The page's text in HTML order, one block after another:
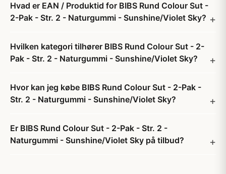
Hvad er EAN / Produktid for BIBS Rund Colour Sut -
2-Pak - Str. 2 - Naturgummi - Sunshine/Violet Sky?
Hvilken kategori tilhører BIBS Rund Colour Sut - 2-
Pak - Str. 2 - Naturgummi - Sunshine/Violet Sky?
Hvor kan jeg købe BIBS Rund Colour Sut - 2-Pak -
Str. 2 - Naturgummi - Sunshine/Violet Sky?
Er BIBS Rund Colour Sut - 2-Pak - Str. 2 -
Naturgummi - Sunshine/Violet Sky på tilbud?